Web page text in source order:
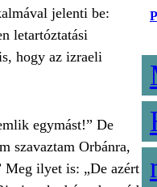
jelenti be:
letartóztatási
hogy az izraeli
egymást!” De
szavaztam Orbánra,
Meg ilyet is: „De azért
P